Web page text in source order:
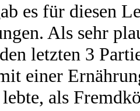
es für diesen
Als sehr
letzten 3
einer
als